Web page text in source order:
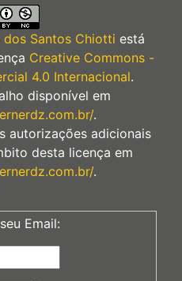
dos Santos Chiotti está
Creative Commons -
4.0 Internacional.
disponível em
.
autorizações adicionais
desta licença em
.
Email: